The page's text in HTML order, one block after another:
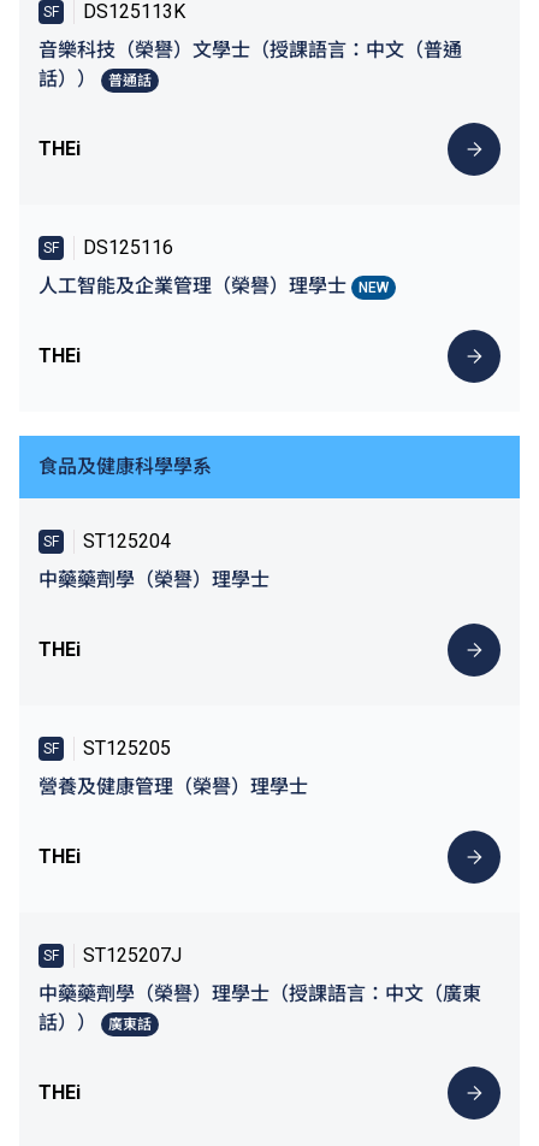
SF
DS125113K
音樂科技（榮譽）文學士（授課語言：中文（普通
話））
普通話
THEi
SF
DS125116
人工智能及企業管理（榮譽）理學士
NEW
THEi
食品及健康科學學系
SF
ST125204
中藥藥劑學（榮譽）理學士
THEi
SF
ST125205
營養及健康管理（榮譽）理學士
THEi
SF
ST125207J
中藥藥劑學（榮譽）理學士（授課語言：中文（廣東
話））
廣東話
THEi